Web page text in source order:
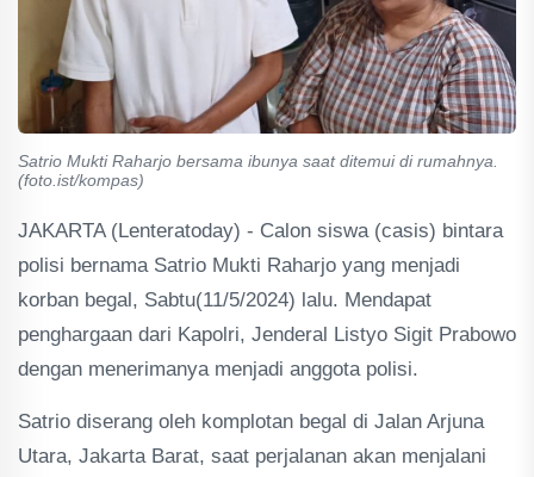
Satrio Mukti Raharjo bersama ibunya saat ditemui di rumahnya.
(foto.ist/kompas)
JAKARTA (Lenteratoday) - Calon siswa (casis) bintara
polisi bernama Satrio Mukti Raharjo yang menjadi
korban begal, Sabtu(11/5/2024) lalu. Mendapat
penghargaan dari Kapolri, Jenderal Listyo Sigit Prabowo
dengan menerimanya menjadi anggota polisi.
Satrio diserang oleh komplotan begal di Jalan Arjuna
Utara, Jakarta Barat, saat perjalanan akan menjalani